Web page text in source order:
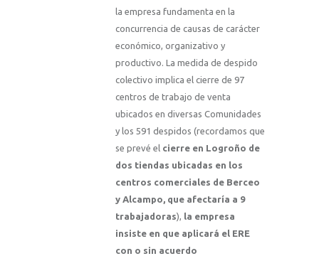
la empresa fundamenta en la
concurrencia de causas de carácter
económico, organizativo y
productivo. La medida de despido
colectivo implica el cierre de 97
centros de trabajo de venta
ubicados en diversas Comunidades
y los 591 despidos (recordamos que
se prevé el cierre en Logroño de
dos tiendas ubicadas en los
centros comerciales de Berceo
y Alcampo, que afectaría a 9
trabajadoras), la empresa
insiste en que aplicará el ERE
con o sin acuerdo